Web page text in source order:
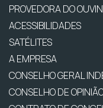
PROVEDORA DO
ACESSIBILIDADES
SATÉLITES
A EMPRESA
CONSELHO GERAL
CONSELHO DE